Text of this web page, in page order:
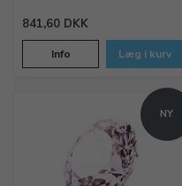
841,60 DKK
Info Læg i kurv
NY